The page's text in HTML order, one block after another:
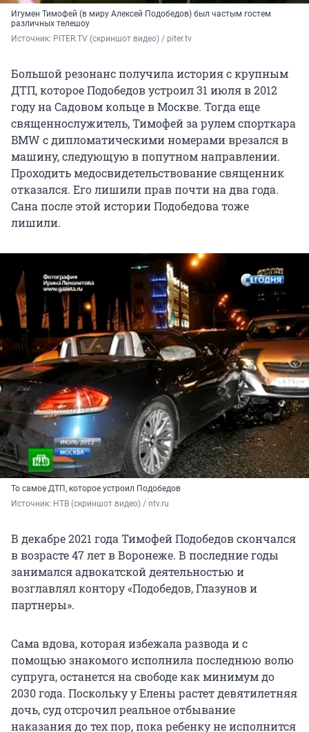
Игумен Тимофей (в миру Алексей Подобедов) был частым гостем
различных телешоу
Источник: PITER.TV (скриншот видео) / piter.tv
Большой резонанс получила история с крупным
ДТП, которое Подобедов устроил 31 июля в 2012
году на Садовом кольце в Москве. Тогда еще
священнослужитель, Тимофей за рулем спорткара
BMW с дипломатическими номерами врезался в
машину, следующую в попутном направлении.
Проходить медосвидетельствование священник
отказался. Его лишили прав почти на два года.
Сана после этой истории Подобедова тоже
лишили.
То самое ДТП, которое устроил Подобедов
Источник: НТВ (скриншот видео) / ntv.ru
В декабре 2021 года Тимофей Подобедов скончался
в возрасте 47 лет в Воронеже. В последние годы
занимался адвокатской деятельностью и
возглавлял контору «Подобедов, Глазунов и
партнеры».
Сама вдова, которая избежала развода и с
помощью знакомого исполнила последнюю волю
супруга, останется на свободе как минимум до
2030 года. Поскольку у Елены растет девятилетняя
дочь, суд отсрочил реальное отбывание
наказания до тех пор, пока ребенку не исполнится